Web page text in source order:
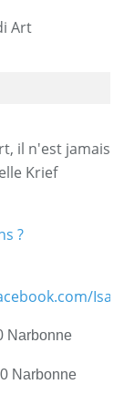
Art
il n'est jamais
Krief
?
Narbonne
Narbonne